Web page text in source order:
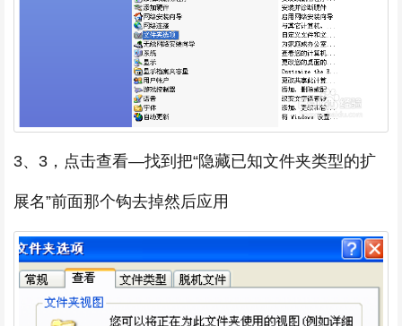
3、3，点击查看—找到把“隐藏已知文件夹类型的扩
展名”前面那个钩去掉然后应用